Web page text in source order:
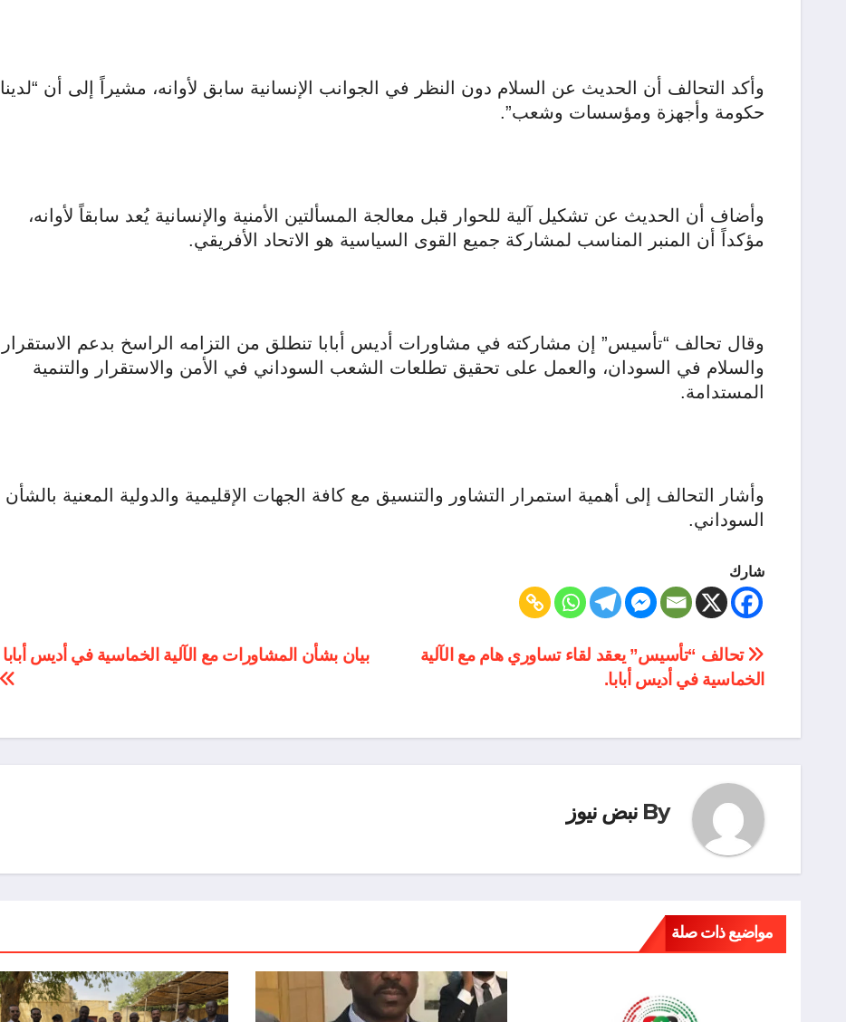
وأكد التحالف أن الحديث عن السلام دون النظر في الجوانب الإنسانية سابق لأوانه، مشيراً إلى أن “لدينا
حكومة وأجهزة ومؤسسات وشعب”.
وأضاف أن الحديث عن تشكيل آلية للحوار قبل معالجة المسألتين الأمنية والإنسانية يُعد سابقاً لأوانه،
مؤكداً أن المنبر المناسب لمشاركة جميع القوى السياسية هو الاتحاد الأفريقي.
وقال تحالف “تأسيس” إن مشاركته في مشاورات أديس أبابا تنطلق من التزامه الراسخ بدعم الاستقرار
والسلام في السودان، والعمل على تحقيق تطلعات الشعب السوداني في الأمن والاستقرار والتنمية
المستدامة.
وأشار التحالف إلى أهمية استمرار التشاور والتنسيق مع كافة الجهات الإقليمية والدولية المعنية بالشأن
السوداني.
شارك
تصفّح
المقالات
بيان بشأن المشاورات مع الآلية الخماسية في أديس أبابا
تحالف “تأسيس” يعقد لقاء تساوري هام مع الآلية
الخماسية في أديس أبابا.
By نبض نيوز
مواضيع ذات صلة